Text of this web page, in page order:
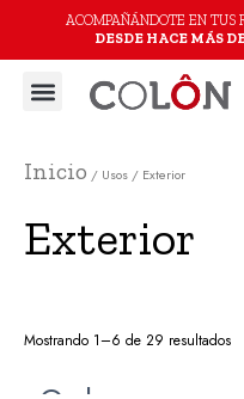
al
contenido
ACOMPAÑÁNDOTE EN TUS
DESDE HACE MÁS
Menu
Inicio / Usos / Exterior
Exterior
Mostrando 1–6 de 29 resultados